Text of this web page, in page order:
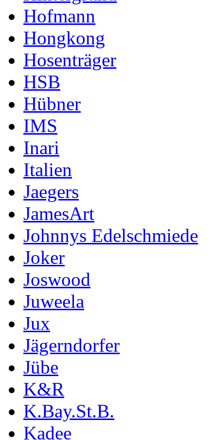
Hofmann
Hongkong
Hosenträger
HSB
Hübner
IMS
Inari
Italien
Jaegers
JamesArt
Johnnys Edelschmiede
Joker
Joswood
Juweela
Jux
Jägerndorfer
Jübe
K&R
K.Bay.St.B.
Kadee